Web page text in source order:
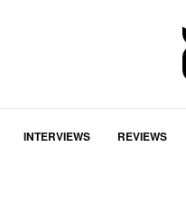
INTERVIEWS REVIEWS